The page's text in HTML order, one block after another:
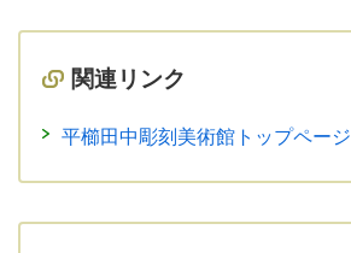
関連リンク
平櫛田中彫刻美術館トップページ